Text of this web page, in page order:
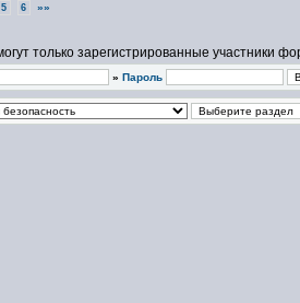
5 6 »»
только зарегистрированные участники
» Пароль